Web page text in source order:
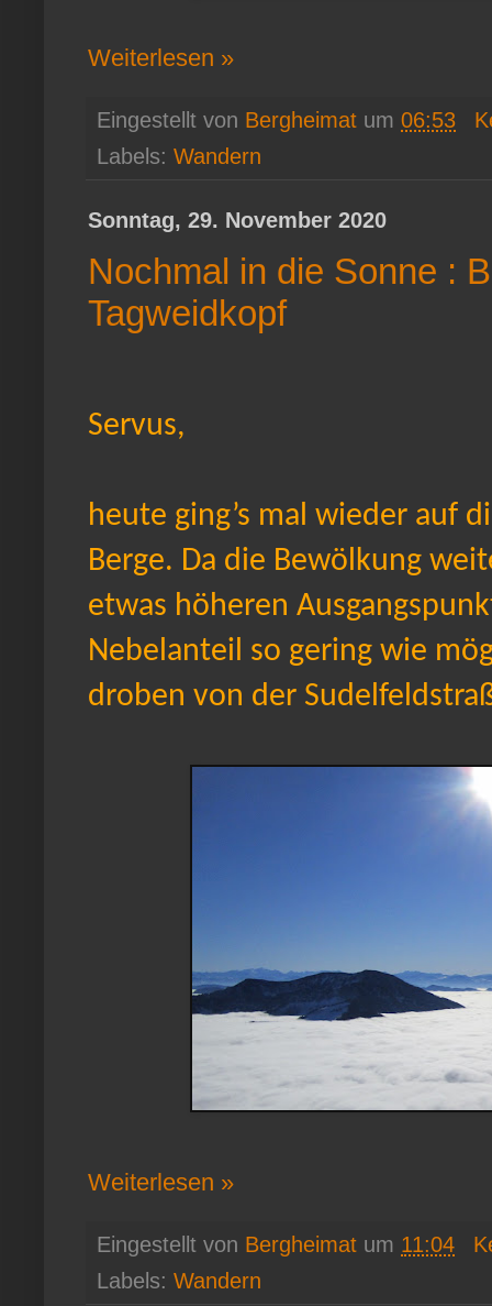
Weiterlesen »
Eingestellt von Bergheimat um 06:53
Labels: Wandern
Sonntag, 29. November 2020
Nochmal in die Sonne :
Tagweidkopf
Servus,
heute ging’s mal wieder auf
Berge. Da die Bewölkung
etwas höheren
Nebelanteil so gering wie
droben von der
Weiterlesen »
Eingestellt von Bergheimat um 11:04
Labels: Wandern